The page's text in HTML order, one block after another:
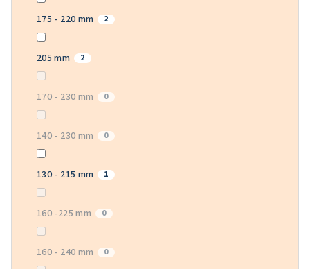
175 - 220 mm 2
205 mm 2
170 - 230 mm 0
140 - 230 mm 0
130 - 215 mm 1
160 -225 mm 0
160 - 240 mm 0